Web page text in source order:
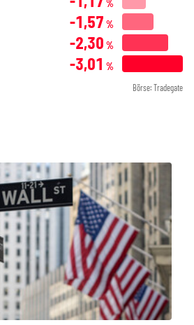
%
-1,57 %
-2,30 %
-3,01 %
Börse: Tradegate